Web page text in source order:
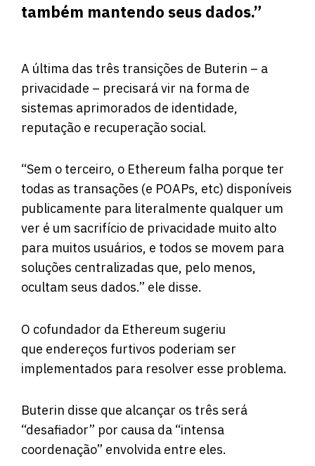
também mantendo seus dados.”
A última das três transições de Buterin – a
privacidade – precisará vir na forma de
sistemas aprimorados de identidade,
reputação e recuperação social.
“Sem o terceiro, o Ethereum falha porque ter
todas as transações (e POAPs, etc) disponíveis
publicamente para literalmente qualquer um
ver é um sacrifício de privacidade muito alto
para muitos usuários, e todos se movem para
soluções centralizadas que, pelo menos,
ocultam seus dados.” ele disse.
O cofundador da Ethereum sugeriu
que endereços furtivos poderiam ser
implementados para resolver esse problema.
Buterin disse que alcançar os três será
“desafiador” por causa da “intensa
coordenação” envolvida entre eles.